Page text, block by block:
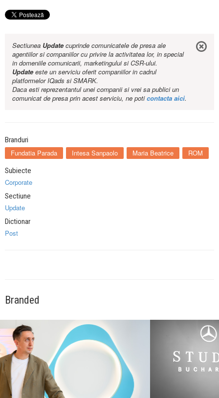
Sectiunea Updatecuprinde comunicatele de presa ale
agentiilor si companiilor cu privire la activitatea lor, in special
in domeniile comunicarii, marketingului si CSR-ului.
Updateeste un serviciu oferit companiilor in cadrul
platformelor IQads si SMARK.
Daca esti reprezentantul unei companii si vrei sa publici un
comunicat de presa prin acest serviciu, ne poticontacta aici.
Branduri
Fundatia Parada Intesa Sanpaolo Maria Beatrice ROM
Subiecte
Corporate
Sectiune
Update
Dictionar
Post
Branded